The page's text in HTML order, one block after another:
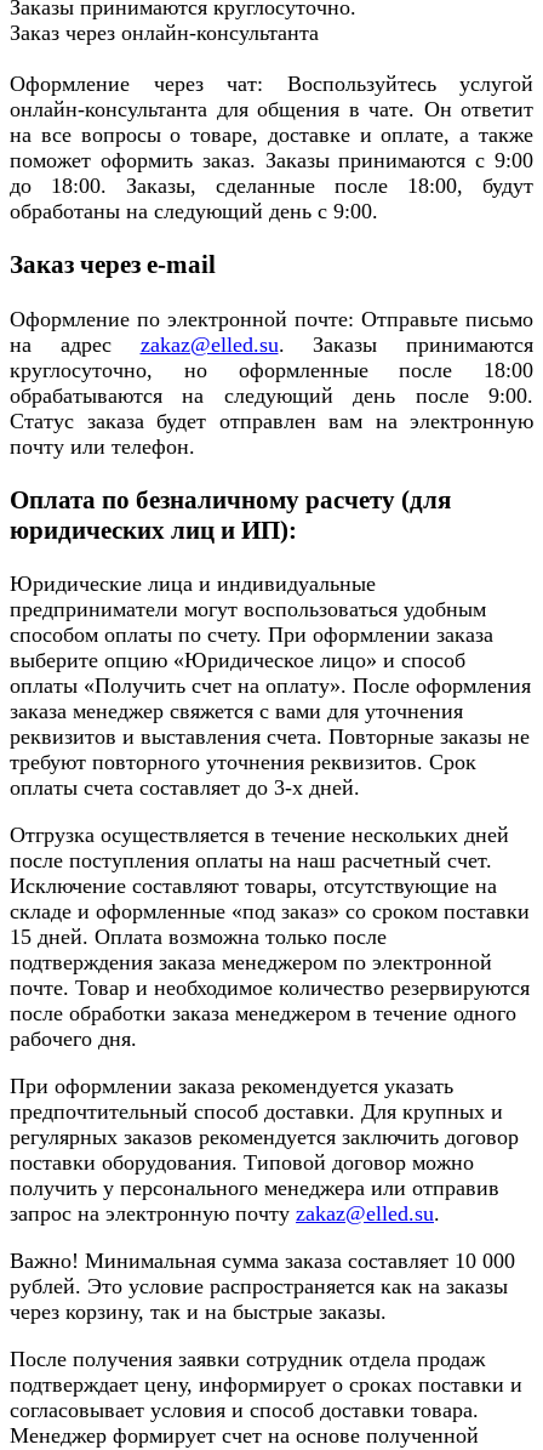
Заказы принимаются круглосуточно.
Заказ через онлайн-консультанта
Оформление через чат: Воспользуйтесь услугой
онлайн-консультанта для общения в чате. Он ответит
на все вопросы о товаре, доставке и оплате, а также
поможет оформить заказ. Заказы принимаются с 9:00
до 18:00. Заказы, сделанные после 18:00, будут
обработаны на следующий день с 9:00.
Заказ через e-mail
Оформление по электронной почте: Отправьте письмо
на адрес zakaz@elled.su. Заказы принимаются
круглосуточно, но оформленные после 18:00
обрабатываются на следующий день после 9:00.
Статус заказа будет отправлен вам на электронную
почту или телефон.
Оплата по безналичному расчету (для
юридических лиц и ИП):
Юридические лица и индивидуальные
предприниматели могут воспользоваться удобным
способом оплаты по счету. При оформлении заказа
выберите опцию «Юридическое лицо» и способ
оплаты «Получить счет на оплату». После оформления
заказа менеджер свяжется с вами для уточнения
реквизитов и выставления счета. Повторные заказы не
требуют повторного уточнения реквизитов. Срок
оплаты счета составляет до 3-х дней.
Отгрузка осуществляется в течение нескольких дней
после поступления оплаты на наш расчетный счет.
Исключение составляют товары, отсутствующие на
складе и оформленные «под заказ» со сроком поставки
15 дней. Оплата возможна только после
подтверждения заказа менеджером по электронной
почте. Товар и необходимое количество резервируются
после обработки заказа менеджером в течение одного
рабочего дня.
При оформлении заказа рекомендуется указать
предпочтительный способ доставки. Для крупных и
регулярных заказов рекомендуется заключить договор
поставки оборудования. Типовой договор можно
получить у персонального менеджера или отправив
запрос на электронную почту zakaz@elled.su.
Важно! Минимальная сумма заказа составляет 10 000
рублей. Это условие распространяется как на заказы
через корзину, так и на быстрые заказы.
После получения заявки сотрудник отдела продаж
подтверждает цену, информирует о сроках поставки и
согласовывает условия и способ доставки товара.
Менеджер формирует счет на основе полученной